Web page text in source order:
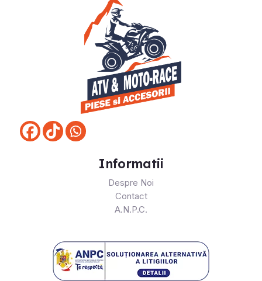
Informatii
Despre Noi
Contact
A.N.P.C.